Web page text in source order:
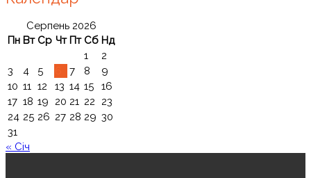
Серпень 2026
Пн Вт Ср Чт Пт Сб Нд
1
2
3
4 5 7 8
9
10 11 12 13 14 15
16
17 18 19 20 21 22
23
24 25 26 27 28 29 30
31
« Січ